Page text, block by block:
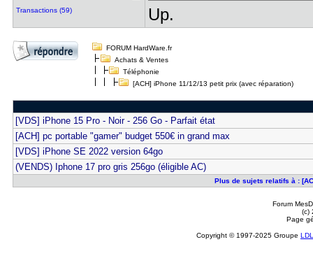
Transactions (59) Up.
FORUM HardWare.fr
Achats & Ventes
Téléphonie
[ACH] iPhone 11/12/13 petit prix (avec réparation)
[VDS] iPhone 15 Pro - Noir - 256 Go - Parfait état
[ACH] pc portable "gamer" budget 550€ in grand max
[VDS] iPhone SE 2022 version 64go
(VENDS) Iphone 17 pro gris 256go (éligible AC)
Plus de sujets relatifs à :
Forum
(c)
Page
Copyright © 1997-2025 Groupe